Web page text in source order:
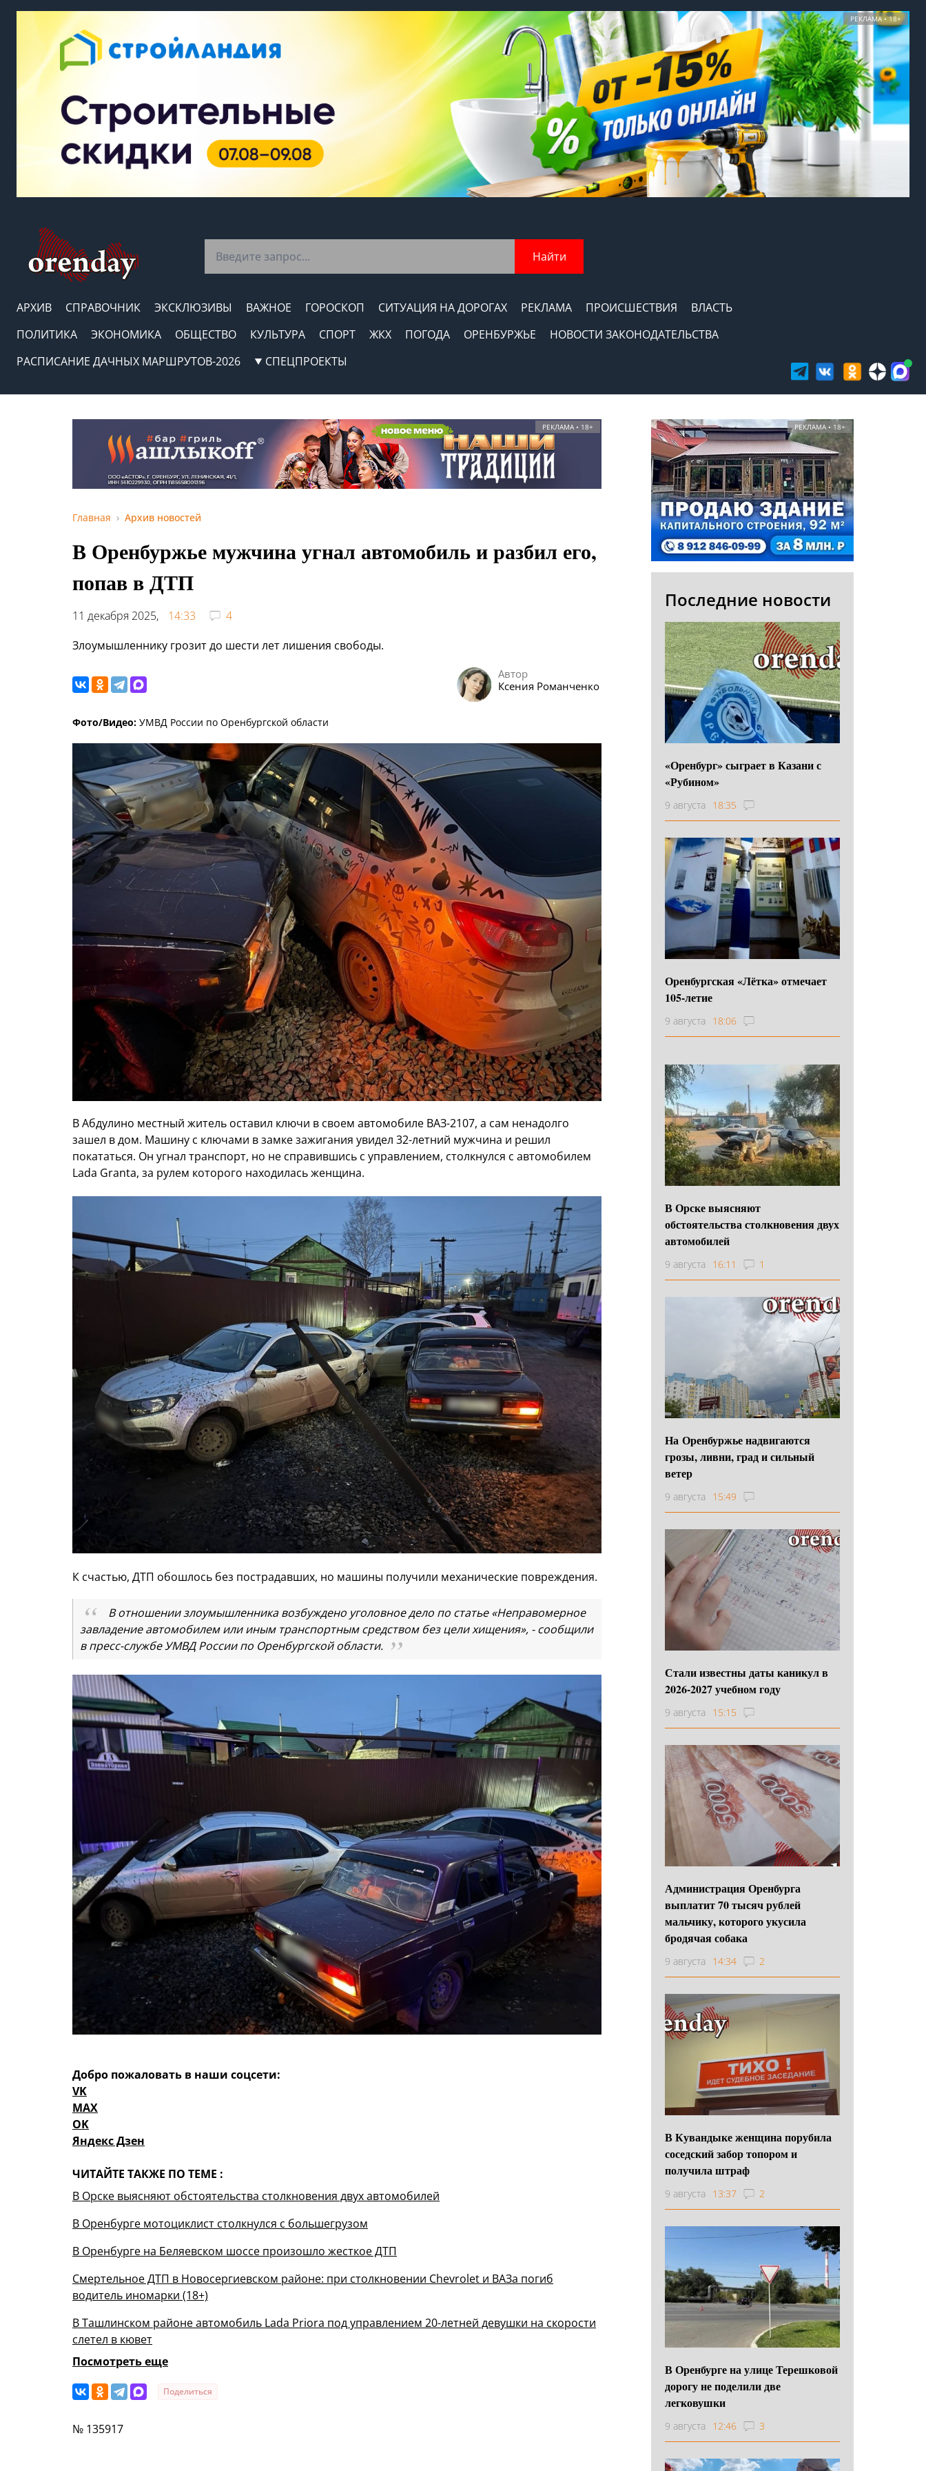
РЕКЛАМА • 18+
Найти
АРХИВ СПРАВОЧНИК ЭКСКЛЮЗИВЫ ВАЖНОЕ ГОРОСКОП СИТУАЦИЯ НА ДОРОГАХ РЕКЛАМА ПРОИСШЕСТВИЯ
ВЛАСТЬ
ПОЛИТИКА
ЭКОНОМИКА ОБЩЕСТВО КУЛЬТУРА СПОРТ ЖКХ ПОГОДА ОРЕНБУРЖЬЕ
НОВОСТИ ЗАКОНОДАТЕЛЬСТВА
РАСПИСАНИЕ ДАЧНЫХ МАРШРУТОВ-2026
СПЕЦПРОЕКТЫ
РЕКЛАМА • 18+
Главная Архив новостей
В Оренбуржье мужчина угнал автомобиль и разбил его,
попав в ДТП
11 декабря 2025, 14:33
4
Злоумышленнику грозит до шести лет лишения свободы.
Автор
Ксения Романченко
Фото/Видео: УМВД России по Оренбургской области
В Абдулино местный житель оставил ключи в своем автомобиле ВАЗ-2107, а сам ненадолго
зашел в дом. Машину с ключами в замке зажигания увидел 32-летний мужчина и решил
покататься. Он угнал транспорт, но не справившись с управлением, столкнулся с автомобилем
Lada Granta, за рулем которого находилась женщина.
К счастью, ДТП обошлось без пострадавших, но машины получили механические повреждения.
В отношении злоумышленника возбуждено уголовное дело по статье «Неправомерное
завладение автомобилем или иным транспортным средством без цели хищения», - сообщили
в пресс-службе УМВД России по Оренбургской области.
Добро пожаловать в наши соцсети:
VK
MAX
OK
Яндекс Дзен
ЧИТАЙТЕ ТАКЖЕ ПО ТЕМЕ :
В Орске выясняют обстоятельства столкновения двух автомобилей
В Оренбурге мотоциклист столкнулся с большегрузом
В Оренбурге на Беляевском шоссе произошло жесткое ДТП
Смертельное ДТП в Новосергиевском районе: при столкновении Chevrolet и ВАЗа погиб
водитель иномарки (18+)
В Ташлинском районе автомобиль Lada Priora под управлением 20-летней девушки на скорости
слетел в кювет
Посмотреть еще
Поделиться
№ 135917
РЕКЛАМА • 18+
Последние новости
«Оренбург» сыграет в Казани с
«Рубином»
9 августа 18:35
Оренбургская «Лётка» отмечает
105-летие
9 августа 18:06
В Орске выясняют
обстоятельства столкновения двух
автомобилей
9 августа 16:11 1
На Оренбуржье надвигаются
грозы, ливни, град и сильный
ветер
9 августа 15:49
Стали известны даты каникул в
2026-2027 учебном году
9 августа 15:15
Администрация Оренбурга
выплатит 70 тысяч рублей
мальчику, которого укусила
бродячая собака
9 августа 14:34 2
В Кувандыке женщина порубила
соседский забор топором и
получила штраф
9 августа 13:37 2
В Оренбурге на улице Терешковой
дорогу не поделили две
легковушки
9 августа 12:46 3